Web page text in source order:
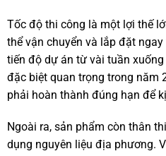
Tốc độ thi công là một lợi thế
thể vận chuyển và lắp đặt
tiến độ dự án từ vài tuần
đặc biệt quan trọng trong năm
phải hoàn thành đúng hạn để
Ngoài ra, sản phẩm còn thân
dụng nguyên liệu địa phương.